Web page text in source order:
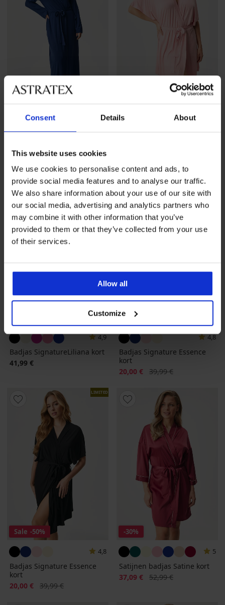
Consent Details About
This website uses cookies
We use cookies to personalise content and ads, to
provide social media features and to analyse our traffic.
We also share information about your use of our site with
our social media, advertising and analytics partners who
may combine it with other information that you’ve
provided to them or that they’ve collected from your use
of their services.
Allow all
Customize
-30%
4,9
4,9
Badjas SignatureLiliana kort
41,99 €
Sale
4,8
Badjas Signature Essence
kort
Korting
20,00 € Oorspronkelijke prijs
39,99 €
LIMITED
Sale -50%
4,8
Badjas Signature Essence
kort
Korting
20,00 € Oorspronkelijke prijs
39,99 €
-30%
5
Satijnen badjas Satine kort
Korting
37,09 € Oorspronkelijke prijs
52,99 €